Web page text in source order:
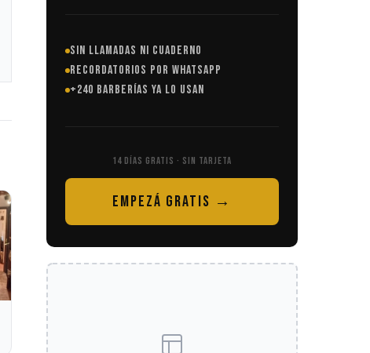
SIN LLAMADAS NI CUADERNO
RECORDATORIOS POR WHATSAPP
+240 BARBERÍAS YA LO USAN
14 DÍAS GRATIS · SIN TARJETA
EMPEZÁ GRATIS →